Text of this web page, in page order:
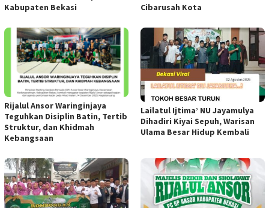
Kabupaten Bekasi
Cibarusah Kota
Rijalul Ansor Waringinjaya
Teguhkan Disiplin Batin, Tertib
Struktur, dan Khidmah
Kebangsaan
Lailatul Ijtima’ NU Jayamulya
Dihadiri Kiyai Sepuh, Warisan
Ulama Besar Hidup Kembali